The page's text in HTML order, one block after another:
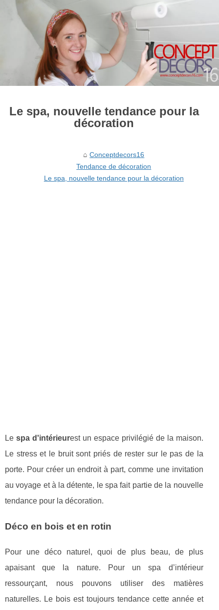
Le spa, nouvelle tendance pour la
décoration
Conceptdecors16
Tendance de décoration
Le spa, nouvelle tendance pour la décoration
Le spa d'intérieurest un espace privilégié de la maison.
Le stress et le bruit sont priés de rester sur le pas de la
porte. Pour créer un endroit à part, comme une invitation
au voyage et à la détente, le spa fait partie de la nouvelle
tendance pour la décoration.
Déco en bois et en rotin
Pour une déco naturel, quoi de plus beau, de plus
apaisant que la nature. Pour un spa d’intérieur
ressourçant, nous pouvons utiliser des matières
naturelles. Le bois est toujours tendance cette année et